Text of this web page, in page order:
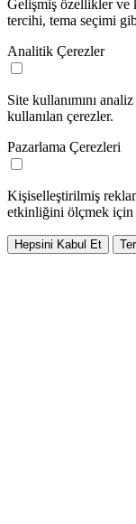
Gelişmiş özellikler ve
tercihi, tema seçimi
Analitik Çerezler
Site kullanımını
kullanılan çerezler.
Pazarlama Çerezleri
Kişiselleştirilmiş
etkinliğini ölçmek için
Hepsini Kabul Et